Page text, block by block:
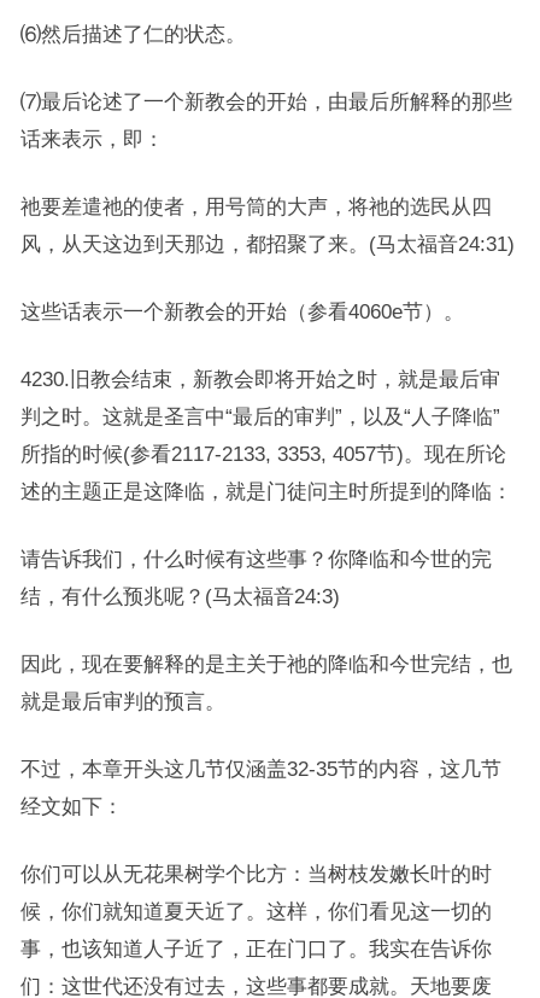
⑹然后描述了仁的状态。
⑺最后论述了一个新教会的开始，由最后所解释的那些
话来表示，即：
祂要差遣祂的使者，用号筒的大声，将祂的选民从四
风，从天这边到天那边，都招聚了来。(马太福音24:31)
这些话表示一个新教会的开始（参看4060e节）。
4230.旧教会结束，新教会即将开始之时，就是最后审
判之时。这就是圣言中“最后的审判”，以及“人子降临”
所指的时候(参看2117-2133, 3353, 4057节)。现在所论
述的主题正是这降临，就是门徒问主时所提到的降临：
请告诉我们，什么时候有这些事？你降临和今世的完
结，有什么预兆呢？(马太福音24:3)
因此，现在要解释的是主关于祂的降临和今世完结，也
就是最后审判的预言。
不过，本章开头这几节仅涵盖32-35节的内容，这几节
经文如下：
你们可以从无花果树学个比方：当树枝发嫩长叶的时
候，你们就知道夏天近了。这样，你们看见这一切的
事，也该知道人子近了，正在门口了。我实在告诉你
们：这世代还没有过去，这些事都要成就。天地要废